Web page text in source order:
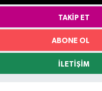
TAKIP ET
ABONE OL
İLETIŞIM